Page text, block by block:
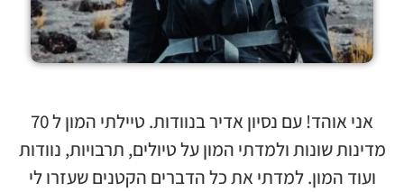
אני אוהד! עם נסיון אדיר בנוודות. טיילתי המון ל 70
מדינות שונות ולמדתי המון על טיולים, תרבויות, נוודות
ועוד המון. למדתי את כל הדברים הקטנים שעזרו לי